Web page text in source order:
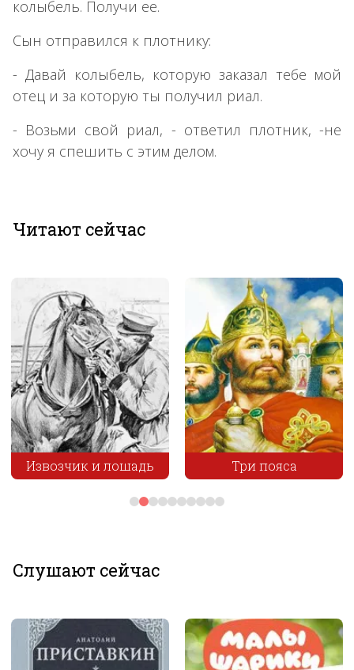
колыбель. Получи ее.
Сын отправился к плотнику:
- Давай колыбель, которую заказал тебе мой
отец и за которую ты получил риал.
- Возьми свой риал, - ответил плотник, -не
хочу я спешить с этим делом.
Читают сейчас
Извозчик и лошадь Три пояса
Слушают сейчас